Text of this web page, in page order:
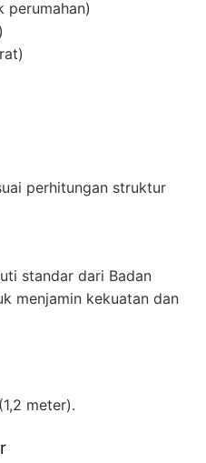
perumahan)
perhitungan struktur
standar dari Badan
menjamin kekuatan dan
meter).